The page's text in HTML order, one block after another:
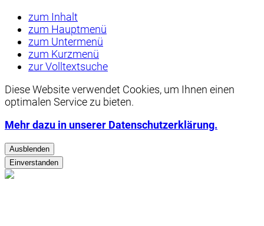
zum Inhalt
zum Hauptmenü
zum Untermenü
zum Kurzmenü
zur Volltextsuche
Diese Website verwendet Cookies, um Ihnen einen
optimalen Service zu bieten.
Mehr dazu in unserer Datenschutzerklärung.
Ausblenden
Einverstanden